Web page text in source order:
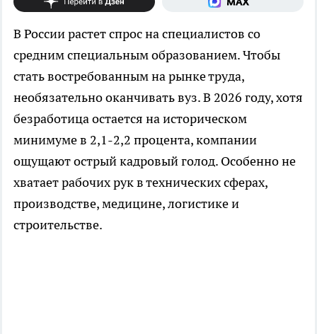
В России растет спрос на специалистов со
средним специальным образованием. Чтобы
стать востребованным на рынке труда,
необязательно оканчивать вуз. В 2026 году, хотя
безработица остается на историческом
минимуме в 2,1-2,2 процента, компании
ощущают острый кадровый голод. Особенно не
хватает рабочих рук в технических сферах,
производстве, медицине, логистике и
строительстве.